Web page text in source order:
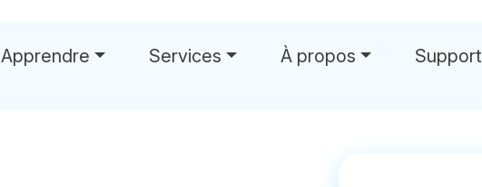
Apprendre Services À propos Support